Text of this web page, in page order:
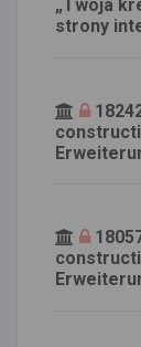
„Twoja
strony